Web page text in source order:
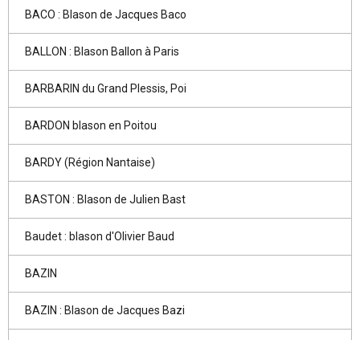
BACO : Blason de Jacques Baco
BALLON : Blason Ballon à Paris
BARBARIN du Grand Plessis, Poi
BARDON blason en Poitou
BARDY (Région Nantaise)
BASTON : Blason de Julien Bast
Baudet : blason d'Olivier Baud
BAZIN
BAZIN : Blason de Jacques Bazi